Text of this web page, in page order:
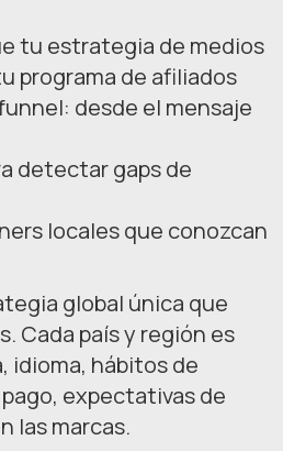
tu estrategia de medios
programa de afiliados
desde el mensaje
detectar gaps de
locales que conozcan
global única que
Cada país y región es
hábitos de
expectativas de
las marcas.